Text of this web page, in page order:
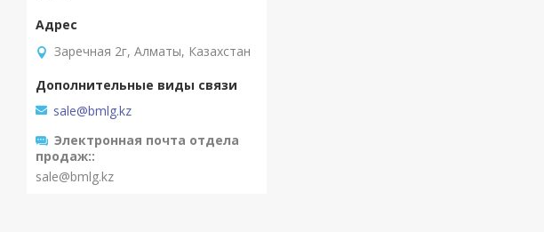
Заречная 2г, Алматы, Казахстан
sale@bmlg.kz
Электронная почта отдела
продаж:
sale@bmlg.kz